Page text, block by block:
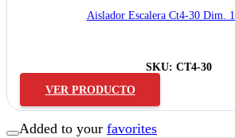
Aislador Escalera Ct4-30 Dim.
SKU: CT4-30
VER PRODUCTO
Added to your favorites